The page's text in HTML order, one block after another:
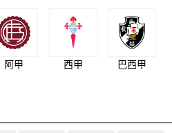
阿甲 西甲 巴西甲